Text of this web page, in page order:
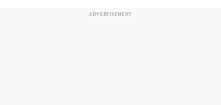
ADVERTISEMENT